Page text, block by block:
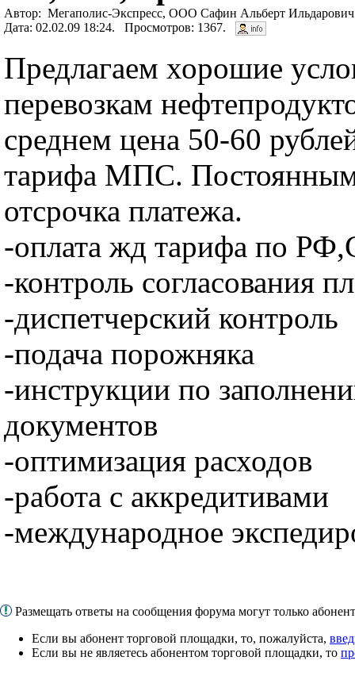
Автор: Мегаполис-Экспресс, ООО Сафин Альберт Ильдарович
Дата: 02.02.09 18:24. Просмотров: 1367.
Предлагаем хорошие
перевозкам
среднем цена 50-60
тарифа МПС.
отсрочка платежа.
-оплата жд тарифа по
-контроль согласования
-диспетчерский контроль
-подача порожняка
-инструкции по
документов
-оптимизация расходов
-работа с аккредитивами
-международное
Размещать ответы на сообщения форума могут только
Если вы абонент торговой площадки, то, пожалуйста,
Если вы не являетесь абонентом торговой площадки, то